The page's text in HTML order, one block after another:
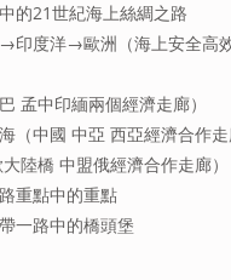
的21世紀海上絲綢之路
度洋→歐洲（海上安全高效
孟中印緬兩個經濟走廊）
中國 中亞 西亞經濟合作走
橋 中盟俄經濟合作走廊）
重點中的重點
一路中的橋頭堡